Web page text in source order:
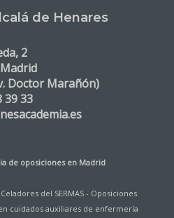
de Henares
2
Doctor Marañón)
39 33
de oposiciones en Madrid
del SERMAS- Oposiciones
cuidados auxiliares de enfermería